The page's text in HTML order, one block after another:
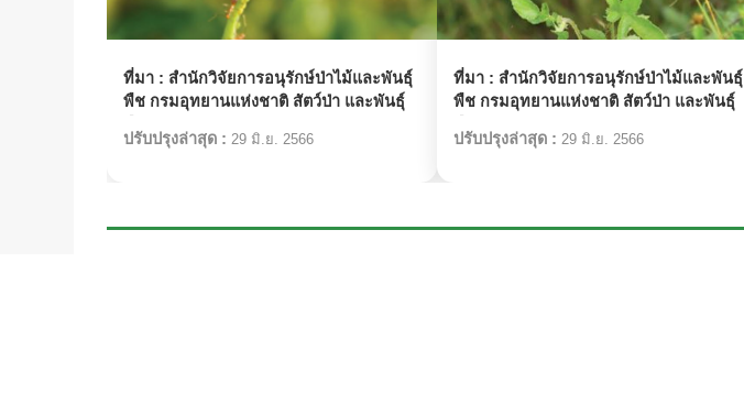
ที่มา : สำนักวิจัยการอนุรักษ์ป่าไม้และพันธุ์
พืช กรมอุทยานแห่งชาติ สัตว์ป่า และพันธุ์
ปรับปรุงล่าสุด : 29 มิ.ย. 2566
ที่มา : สำนักวิจัยการอนุรักษ์ป่าไม้และพันธุ์
พืช กรมอุทยานแห่งชาติ สัตว์ป่า และพันธุ์
ปรับปรุงล่าสุด : 29 มิ.ย. 2566